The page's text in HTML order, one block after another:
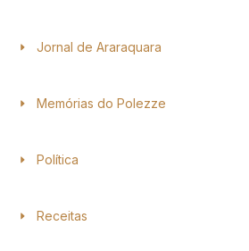
Jornal de Araraquara
Memórias do Polezze
Política
Receitas